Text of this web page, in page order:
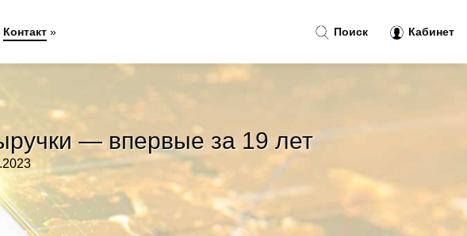
— впервые за 19 лет
Поиск Кабинет
Контакт»